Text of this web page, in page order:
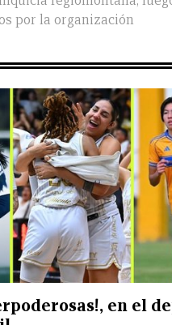
por la organización
en el